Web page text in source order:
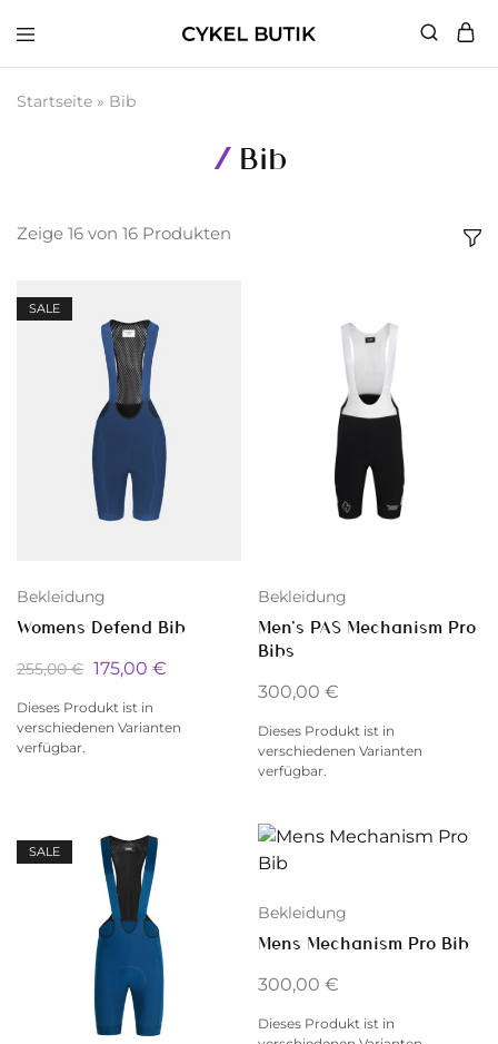
Butik
Startseite » Bib
Bib
Zeige 16 von 16 Produkten
SALE
Bekleidung
Womens Defend Bib
255,00€ 175,00 €
Dieses Produkt ist in
verschiedenen Varianten
verfügbar.
Bekleidung
Men’s PAS Mechanism Pro
Bibs
300,00 €
Dieses Produkt ist in
verschiedenen Varianten
verfügbar.
SALE
Bekleidung
Mens Mechanism Pro Bib
300,00 €
Dieses Produkt ist in